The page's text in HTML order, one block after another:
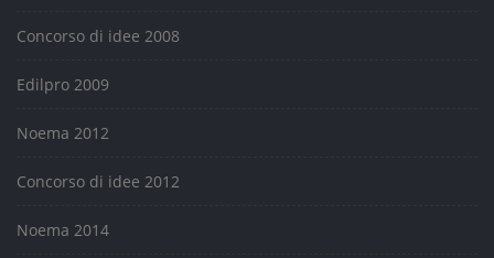
Concorso di idee 2008
Edilpro 2009
Noema 2012
Concorso di idee 2012
Noema 2014